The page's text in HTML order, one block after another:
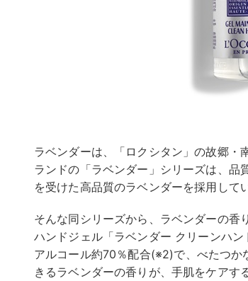
ラベンダーは、「ロクシタン」の故郷・
ランドの「ラベンダー」シリーズは、品
を受けた高品質のラベンダーを採用して
そんな同シリーズから、ラベンダーの香
ハンドジェル「ラベンダー クリーンハ
アルコール約70％配合(※2)で、べたつ
きるラベンダーの香りが、手肌をケア